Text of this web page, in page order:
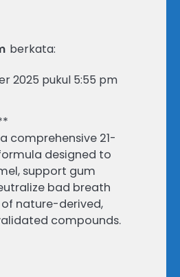
berkata:
2025 pukul 5:55 pm
comprehensive 21-
designed to
support gum
bad breath
nature-derived,
compounds.